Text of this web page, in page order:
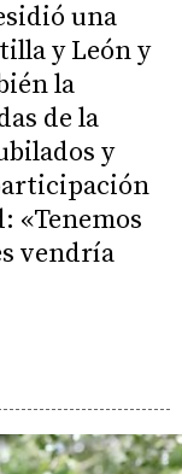
una
y León y
la
de la
y
«Tenemos
vendría